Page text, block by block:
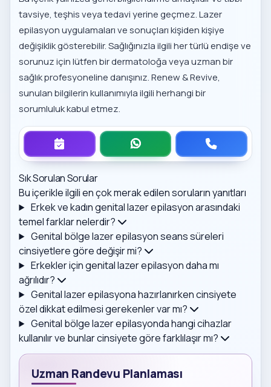
tavsiye, teşhis veya tedavi yerine geçmez. Lazer
epilasyon uygulamaları ve sonuçları kişiden kişiye
değişiklik gösterebilir. Sağlığınızla ilgili her türlü endişe ve
sorunuz için lütfen bir dermatoloğa veya uzman bir
sağlık profesyoneline danışınız. Renew & Revive,
sunulan bilgilerin kullanımıyla ilgili herhangi bir
sorumluluk kabul etmez.
Sık Sorulan Sorular
Bu içerikle ilgili en çok merak edilen soruların yanıtları
Erkek ve kadın genital lazer epilasyon arasındaki
temel farklar nelerdir?
Genital bölge lazer epilasyon seans süreleri
cinsiyetlere göre değişir mi?
Erkekler için genital lazer epilasyon daha mı
ağrılıdır?
Genital lazer epilasyona hazırlanırken cinsiyete
özel dikkat edilmesi gerekenler var mı?
Genital bölge lazer epilasyonda hangi cihazlar
kullanılır ve bunlar cinsiyete göre farklılaşır mı?
Uzman Randevu Planlaması